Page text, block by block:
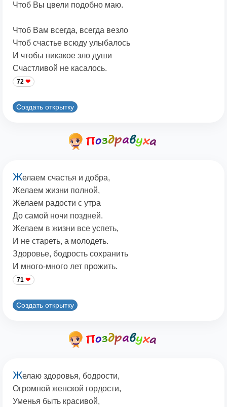
Чтоб Вы цвели подобно маю.
Чтоб Вам всегда, всегда везло
Чтоб счастье всюду улыбалось
И чтобы никакое зло души
Счастливой не касалось.
72
Создать открытку
Желаем счастья и добра,
Желаем жизни полной,
Желаем радости с утра
До самой ночи поздней.
Желаем в жизни все успеть,
И не стареть, а молодеть.
Здоровье, бодрость сохранить
И много-много лет прожить.
71
Создать открытку
Желаю здоровья, бодрости,
Огромной женской гордости,
Уменья быть красивой,